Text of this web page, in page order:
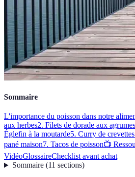
Sommaire
L'importance du poisson dans notre
aux herbes2. Filets de dorade aux agrumes
Églefin à la moutarde5. Curry de
pané maison7. Tacos de poisson📺
VidéoGlossaireChecklist avant achat
Sommaire(11 sections)